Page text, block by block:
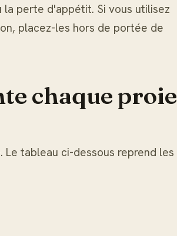
perte d'appétit. Si vous utilisez
placez-les hors de portée de
chaque proie
tableau ci-dessous reprend les